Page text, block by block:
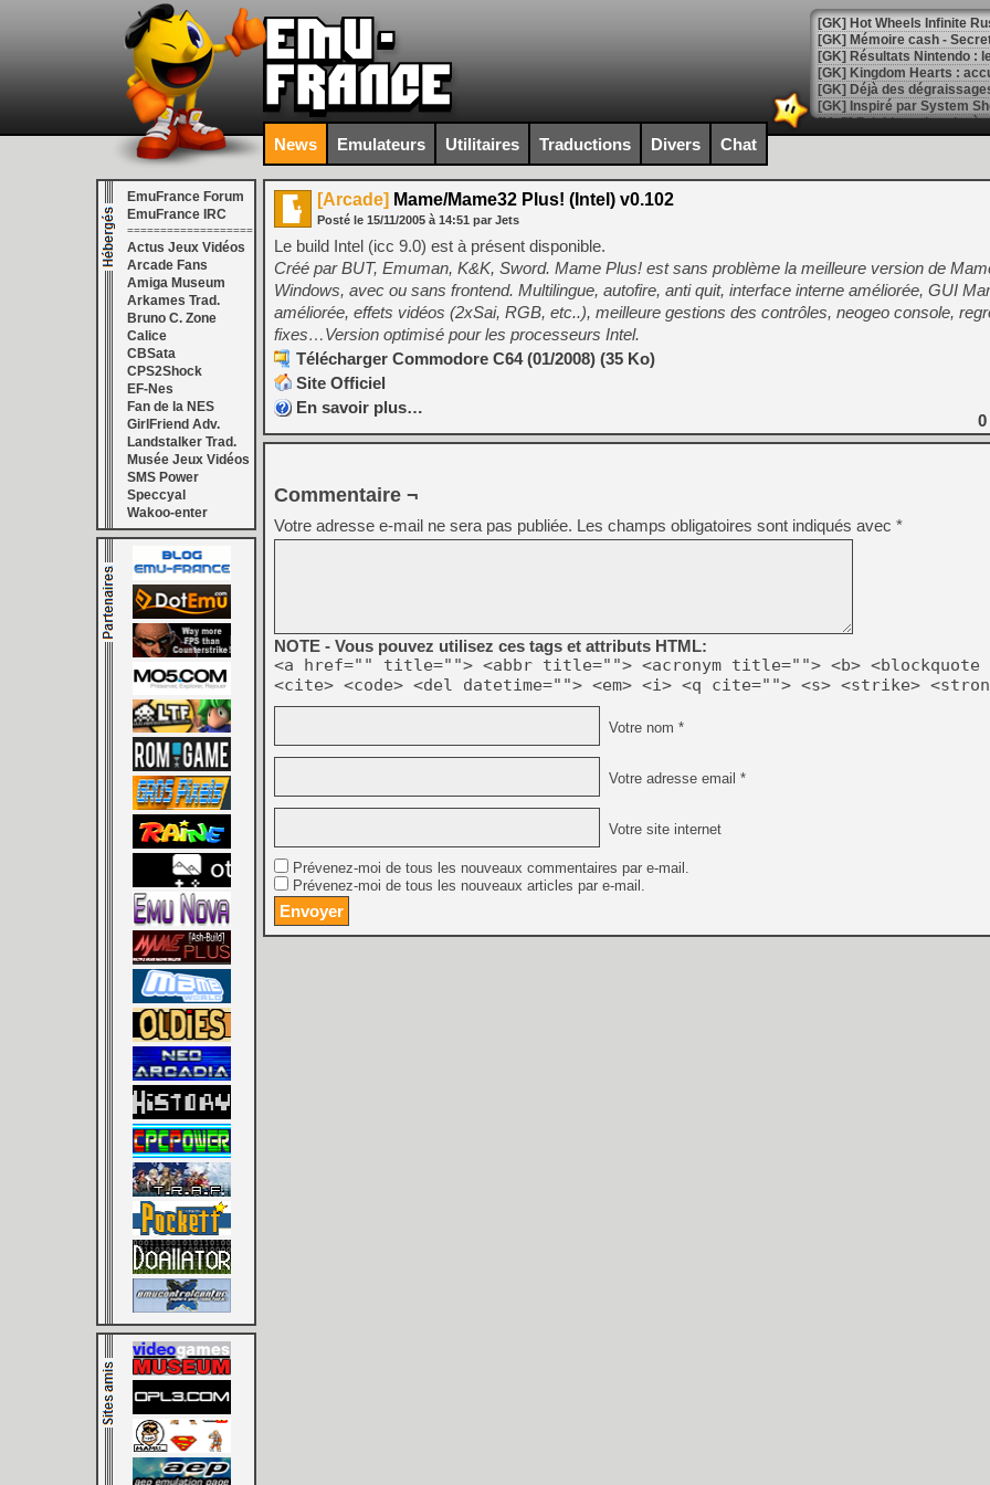
[GK] Hot Wheels Infinite
[GK] Mémoire cash -
[GK] Résultats Nintendo :
[GK] Déjà des
[Mo5] Brickboy cherche à
[GK] Minecraft et ses «
[GK] Beast of
[GK] Ubisoft : fin de partie
[GK] Mémoire cash -
[GK] Dan Houser (GTA)
[GK] Comment EA Sports
[GK] Crimson Moon : un
[GK] Isle of Reveries : le
[GK] Moonlighter 2 : The
[GK] Capcom relance
[Mo5] Deux inédits du
[GK] Le beat'em up The
[GK] Endless Legend 2 :
[LS] [PS5] Le WebKit
[GK] Oubliez Crazy Taxi,
[LS] [Switch] NSZ 5.0.0
[GK] No More Room in
[GK] Un chatbot Atelier
[GK] Mémoire cash -
[GK] Nvidia : le prix des
[GK] Suikoden Star Leap
[Mo5] La mini borne
[GK] Le studio de FIFA
[GK] La PlayStation 1 en
[GK] GTA 6 : Rockstar
News Emulateurs Utilitaires Traductions Divers Chat
EmuFrance Forum
EmuFrance IRC
===================
Actus Jeux Vidéos
Arcade Fans
Amiga Museum
Arkames Trad.
Bruno C. Zone
Calice
CBSata
CPS2Shock
EF-Nes
Fan de la NES
GirlFriend Adv.
Landstalker Trad.
Musée Jeux Vidéos
SMS Power
Speccyal
Wakoo-enter
[Arcade] Mame/Mame32 Plus! (Intel) v0.102
Posté le 15/11/2005 à 14:51 par Jets
Le build Intel (icc 9.0) est à présent disponible.
Créé par BUT, Emuman, K&K, Sword. Mame Plus! est sans problème la meilleure version de
Windows, avec ou sans frontend. Multilingue, autofire, anti quit, interface interne améliorée, GUI
améliorée, effets vidéos (2xSai, RGB, etc..), meilleure gestions des contrôles, neogeo console,
fixes…Version optimisé pour les processeurs Intel.
Télécharger Commodore C64 (01/2008) (35 Ko)
Site Officiel
En savoir plus…
0
Commentaire ¬
Votre adresse e-mail ne sera pas publiée. Les champs obligatoires sont indiqués avec *
NOTE - Vous pouvez utilisez ces tags et attributs HTML:
<a href="" title=""> <abbr title=""> <acronym title=""> <b> <blockquote
<cite> <code> <del datetime=""> <em> <i> <q cite=""> <s> <strike>
Votre nom *
Votre adresse email *
Votre site internet
Prévenez-moi de tous les nouveaux commentaires par e-mail.
Prévenez-moi de tous les nouveaux articles par e-mail.